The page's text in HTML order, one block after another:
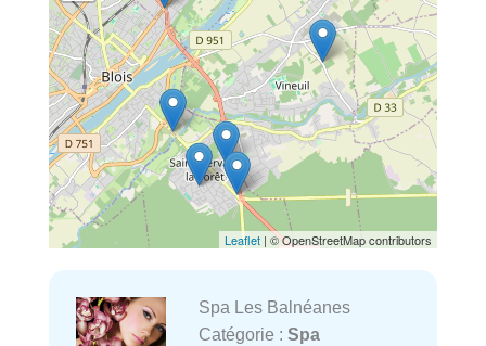
Leaflet | © OpenStreetMap contributors
Spa Les Balnéanes
Catégorie : Spa